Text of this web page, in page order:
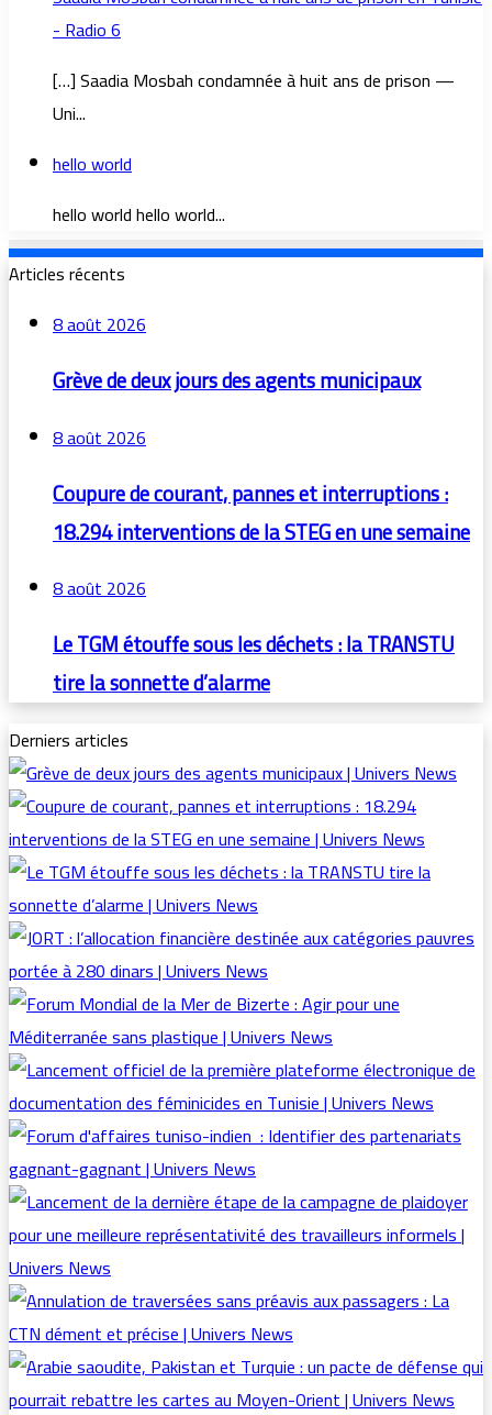
- Radio 6
[…] Saadia Mosbah condamnée à huit ans de prison —
Uni...
hello world
hello world hello world...
Articles récents
8 août 2026
Grève de deux jours des agents municipaux
8 août 2026
Coupure de courant, pannes et interruptions :
18.294 interventions de la STEG en une semaine
8 août 2026
Le TGM étouffe sous les déchets : la TRANSTU
tire la sonnette d’alarme
Derniers articles